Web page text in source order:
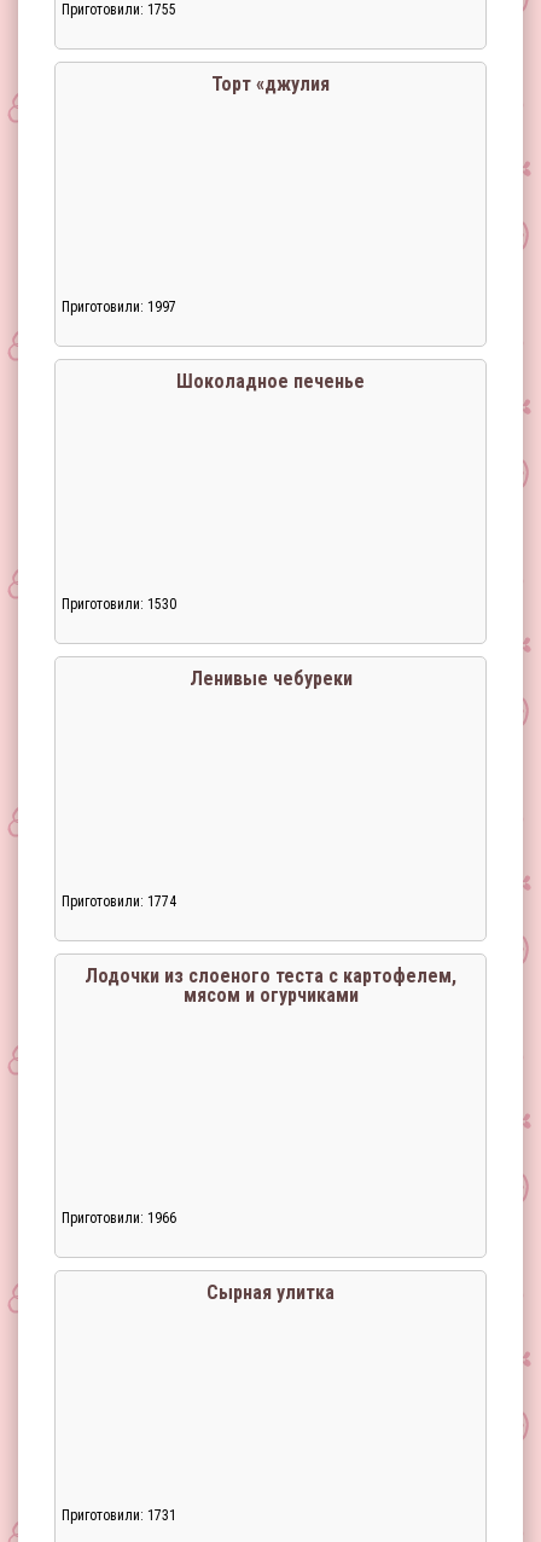
Приготовили: 1755
Торт «джулия
Приготовили: 1997
Шоколадное печенье
Приготовили: 1530
Ленивые чебуреки
Приготовили: 1774
Лодочки из слоеного теста с картофелем,
мясом и огурчиками
Приготовили: 1966
Сырная улитка
Приготовили: 1731